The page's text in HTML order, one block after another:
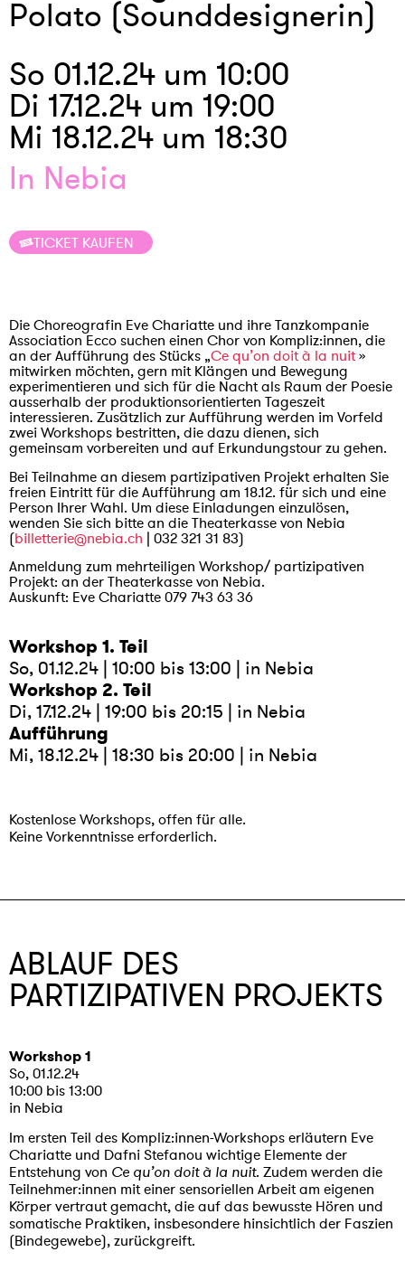
Polato (Sounddesignerin)
So 01.12.24 um 10:00
Di 17.12.24 um 19:00
Mi 18.12.24 um 18:30
In Nebia
TICKET KAUFEN
Workshop 1. Teil
So, 01.12.24 | 10:00 bis 13:00 | in Nebia
Workshop 2. Teil
Di, 17.12.24 | 19:00 bis 20:15 | in Nebia
Aufführung
Mi, 18.12.24 | 18:30 bis 20:00 | in Nebia
Kostenlose Workshops, offen für alle.
Keine Vorkenntnisse erforderlich.
Die Choreografin Eve Chariatte und ihre Tanzkompanie
Association Ecco suchen einen Chor von Kompliz:innen, die
an der Aufführung des Stücks „Ce qu’on doit à la nuit»
mitwirken möchten, gern mit Klängen und Bewegung
experimentieren und sich für die Nacht als Raum der Poesie
ausserhalb der produktionsorientierten Tageszeit
interessieren. Zusätzlich zur Aufführung werden im Vorfeld
zwei Workshops bestritten, die dazu dienen, sich
gemeinsam vorbereiten und auf Erkundungstour zu gehen.
Bei Teilnahme an diesem partizipativen Projekt erhalten Sie
freien Eintritt für die Aufführung am 18.12. für sich und eine
Person Ihrer Wahl. Um diese Einladungen einzulösen,
wenden Sie sich bitte an die Theaterkasse von Nebia
(billetterie@nebia.ch | 032 321 31 83)
Anmeldung zum mehrteiligen Workshop/ partizipativen
Projekt: an der Theaterkasse von Nebia.
Auskunft: Eve Chariatte 079 743 63 36
ABLAUF DES
PARTIZIPATIVEN PROJEKTS
Workshop 1
So, 01.12.24
10:00 bis 13:00
in Nebia
Im ersten Teil des Kompliz:innen-Workshops erläutern Eve
Chariatte und Dafni Stefanou wichtige Elemente der
Entstehung von Ce qu’on doit à la nuit. Zudem werden die
Teilnehmer:innen mit einer sensoriellen Arbeit am eigenen
Körper vertraut gemacht, die auf das bewusste Hören und
somatische Praktiken, insbesondere hinsichtlich der Faszien
(Bindegewebe), zurückgreift.